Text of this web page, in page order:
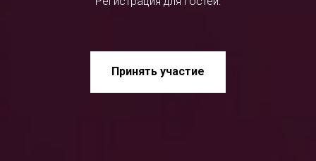
Принять участие